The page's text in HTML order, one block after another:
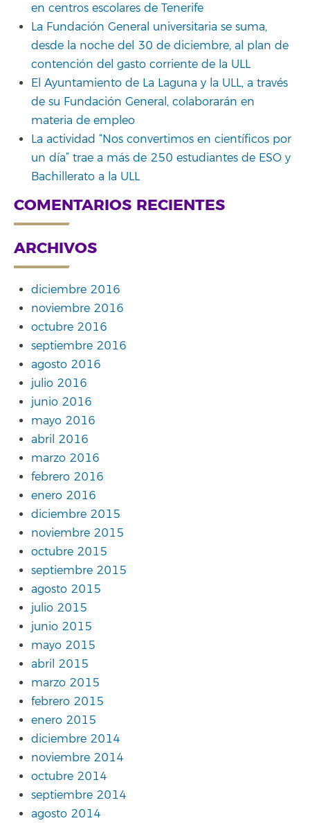
en centros escolares de Tenerife
La Fundación General universitaria se suma,
desde la noche del 30 de diciembre, al plan de
contención del gasto corriente de la ULL
El Ayuntamiento de La Laguna y la ULL, a través
de su Fundación General, colaborarán en
materia de empleo
La actividad “Nos convertimos en científicos por
un día” trae a más de 250 estudiantes de ESO y
Bachillerato a la ULL
COMENTARIOS RECIENTES
ARCHIVOS
diciembre 2016
noviembre 2016
octubre 2016
septiembre 2016
agosto 2016
julio 2016
junio 2016
mayo 2016
abril 2016
marzo 2016
febrero 2016
enero 2016
diciembre 2015
noviembre 2015
octubre 2015
septiembre 2015
agosto 2015
julio 2015
junio 2015
mayo 2015
abril 2015
marzo 2015
febrero 2015
enero 2015
diciembre 2014
noviembre 2014
octubre 2014
septiembre 2014
agosto 2014